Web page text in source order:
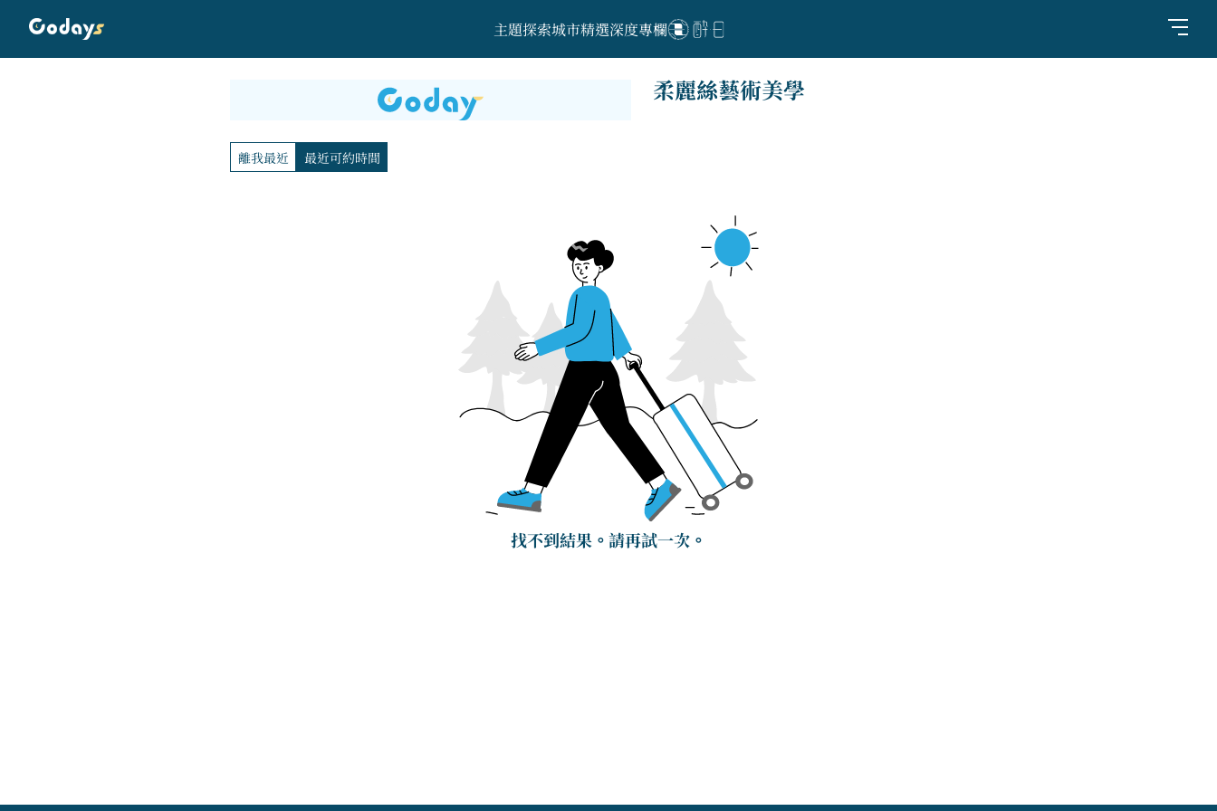
主題探索城市精選深度專欄
柔麗絲藝術美學
離我最近 最近可約時間
找不到結果。請再試一次。